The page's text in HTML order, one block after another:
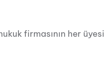
firmasının her